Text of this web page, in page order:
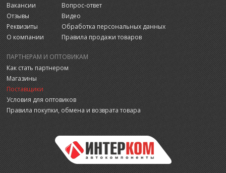
Вакансии
Отзывы
Реквизиты
О компании
Вопрос-ответ
Видео
Обработка персональных данных
Правила продажи товаров
ПАРТНЕРАМ И ОПТОВИКАМ
Как стать партнером
Магазины
Поставщики
Условия для оптовиков
Правила покупки, обмена и возврата товара